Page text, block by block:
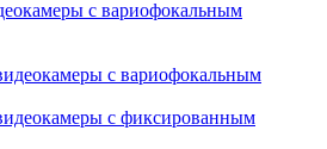
с вариофокальным
с вариофокальным
с фиксированным